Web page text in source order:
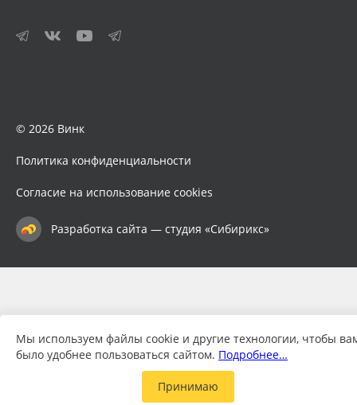
© 2026 Винк
Политика конфиденциальности
Согласие на использование cookies
Разработка сайта — студия «Сибирикс»
Мы используем файлы cookie и другие технологии, чтобы
было удобнее пользоваться сайтом. Подробнее…
Принимаю